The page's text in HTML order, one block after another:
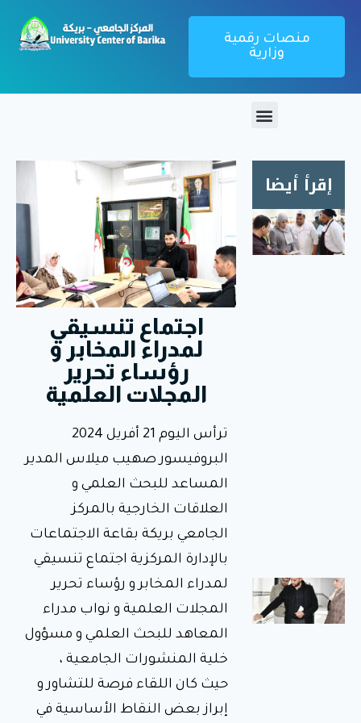
منصات رقمية
وزارية
إقرأ أيضا
ميدانية
لمطعم
الإقامة
الجامعية
تحضير
الإفطار
في إطار
الإطعام
مستوى
الجامعية،
تدشين
المكتبة
الرقمية
الخدمة
بالمركز
اجتماع تنسيقي
لمدراء المخابر و
رؤساء تحرير
المجلات العلمية
ترأس اليوم 21 أفريل 2024
البروفيسور صهيب ميلاس المدير
المساعد للبحث العلمي و
العلاقات الخارجية بالمركز
الجامعي بريكة بقاعة الاجتماعات
بالإدارة المركزية اجتماع تنسيقي
لمدراء المخابر و رؤساء تحرير
المجلات العلمية و نواب مدراء
المعاهد للبحث العلمي و مسؤول
خلية المنشورات الجامعية ،
حيث كان اللقاء فرصة للتشاور و
إبراز بعض النقاط الأساسية في